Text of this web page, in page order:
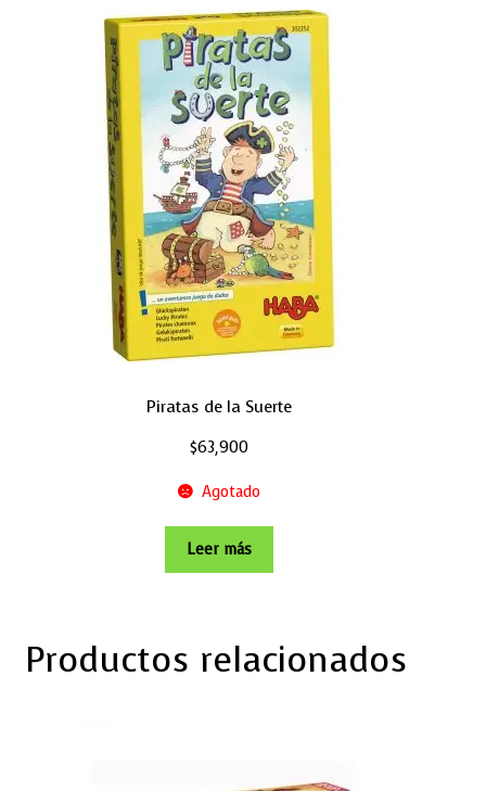
Piratas de la Suerte
$63,900
Agotado
Leer más
Productos relacionados